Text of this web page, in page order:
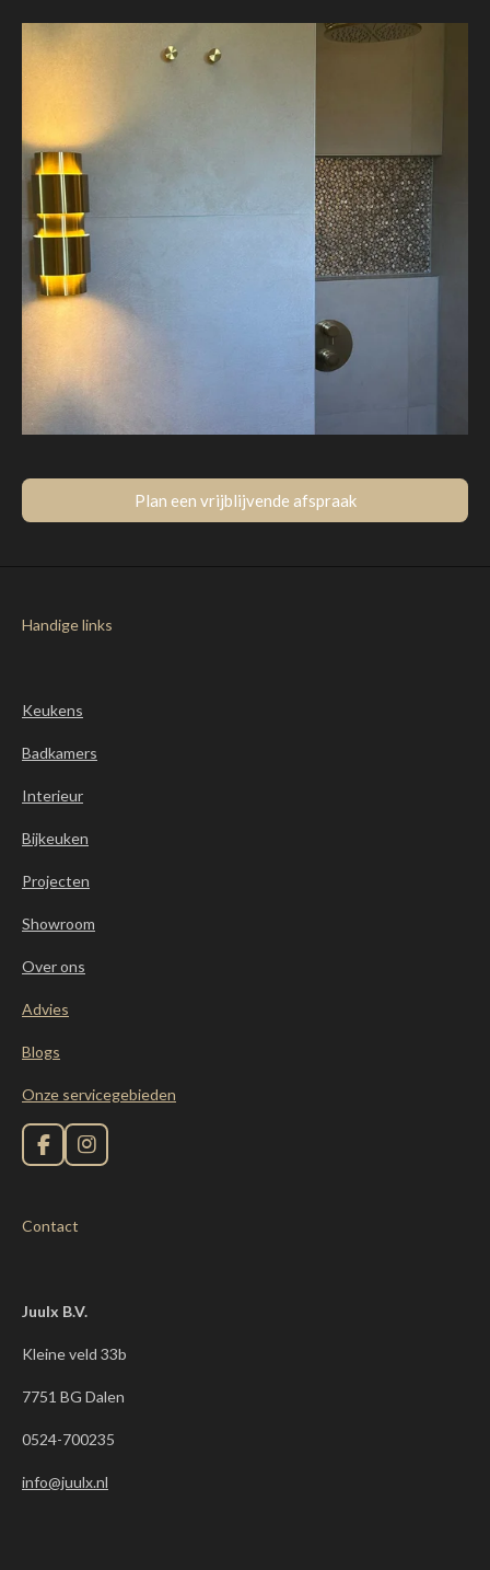
Plan een vrijblijvende afspraak
Handige links
Keukens
Badkamers
Interieur
Bijkeuken
Projecten
Showroom
Over ons
Advies
Blogs
Onze servicegebieden
F
a
b
I
n
m
Contact
Juulx B.V.
Kleine veld 33b
7751 BG Dalen
0524-700235
info@juulx.nl